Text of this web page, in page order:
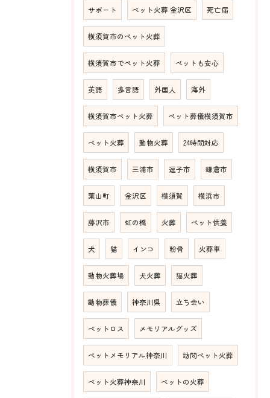
サポート ペット火葬 金沢区 死亡届
横須賀市のペット火葬
横須賀市でペット火葬 ペットも安心
英語 多言語 外国人 海外
横須賀市ペット火葬 ペット葬儀横須賀市
ペット火葬 動物火葬 24時間対応
横須賀市 三浦市 逗子市 鎌倉市
葉山町 金沢区 横須賀 横浜市
藤沢市 虹の橋 火葬 ペット供養
犬 猫 インコ 粉骨 火葬車
動物火葬場 犬火葬 猫火葬
動物葬儀 神奈川県 立ち会い
ペットロス メモリアルグッズ
ペットメモリアル神奈川 訪問ペット火葬
ペット火葬神奈川 ペットの火葬